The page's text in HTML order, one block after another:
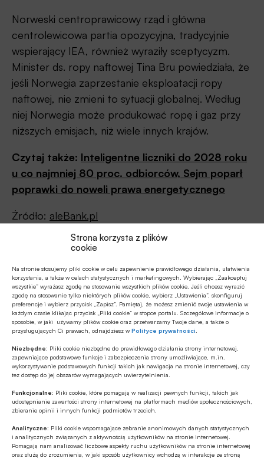
Strona korzysta z plików
cookie
Na stronie stosujemy pliki cookie w celu zapewnienie prawidłowego działania, ułatwienia
korzystania, a także w celach statystycznych i marketingowych. Wybierając „Zaakceptuj
wszystkie” wyrażasz zgodę na stosowanie wszystkich plików cookie. Jeśli chcesz wyrazić
zgodę na stosowanie tylko niektórych plików cookie, wybierz „Ustawienia”, skonfiguruj
preferencje i wybierz przycisk „Zapisz”. Pamiętaj, że możesz zmienić swoje ustawienia w
każdym czasie klikając przycisk „Pliki cookie” w stopce portalu. Szczegółowe informacje o
sposobie, w jaki używamy plików cookie oraz przetwarzamy Twoje dane, a także o
przysługujących Ci prawach, odnajdziesz wPolityce prywatności
Niezbędne: Pliki cookie niezbędne do prawidłowego działania strony internetowej,
zapewniające podstawowe funkcje i zabezpieczenia strony umożliwiające, m.in.
wykorzystywanie podstawowych funkcji takich jak nawigacja na stronie internetowej, czy
tez dostęp do jej obszarów wymagających uwierzytelnienia.
Funkcjonalne: Pliki cookie, które pomagają w realizacji pewnych funkcji, takich jak
udostępnianie zawartości strony internetowej na platformach mediów społecznościowych,
zbieranie opinii i innych funkcji podmiotów trzecich.
Analityczne: Pliki cookie wspomagające zebranie anonimowych danych statystycznych
i analitycznych związanych z aktywnością użytkowników na stronie internetowej.
Pomagają nam analizować liczbowe aspekty ruchu użytkowników na stronie internetowej
oraz służą do zrozumienia, w jaki sposób użytkownicy wchodzą w interakcje ze stroną
Norweski centroprawicowy rząd i główna
centrolewicowa partia opozycyjna, tradycyjnie
wspierający IEA, również wyraziły sceptycyzm.
Minister ds. ropy naftowej Tina Bru powiedziała, że ​​
jeśli Norwegia zaprzestanie eksploatacji ropy
naftowej, nie zmieni to sytuacji globalnej. Według
niej Norwegia może produkować ropę i gaz przy
niższych emisjach, niż wiele innych krajów.
Czytaj także: Inteligentne liczniki do 2028 roku
u co najmniej 80 proc. odbiorców, Sejm poparł
poprawki do noweli prawa energetycznego
Źródło: aleBank.pl
Udostępnij
Tagi
Energetyka wiatrowa Energia elektryczna
Fotowoltaika Gaz ziemny Gazeta Wyborcza
Międzynarodowa Agencja Energetyczna / IEA
Odnawialne źródła energii / OZE Ropa naftowa